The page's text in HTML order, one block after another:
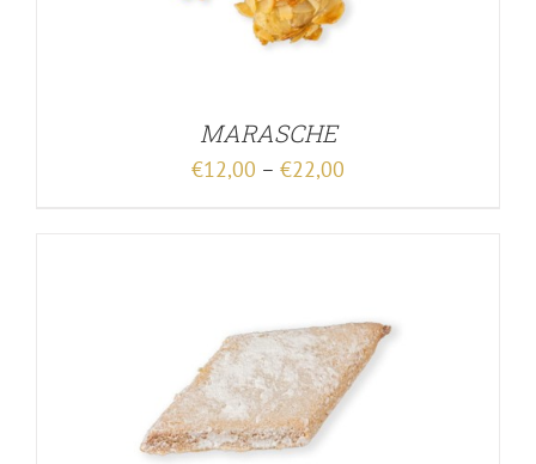
MARASCHE
€12,00 – €22,00